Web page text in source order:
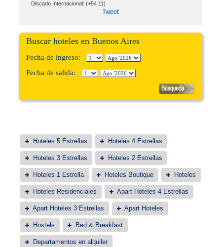
Discado Internacional: (+54 11)
Tweet
Buscar hoteles en Buenos Aires
Fecha de ingreso:
Fecha de salida:
Hoteles 5 Estrellas Hoteles 4 Estrellas
Hoteles 3 Estrellas Hoteles 2 Estrellas
Hoteles 1 Estrella Hoteles Boutique Hoteles
Hoteles Residenciales Apart Hoteles 4 Estrellas
Apart Hoteles 3 Estrellas Apart Hoteles
Hostels Bed & Breakfast
Departamentos en alquiler